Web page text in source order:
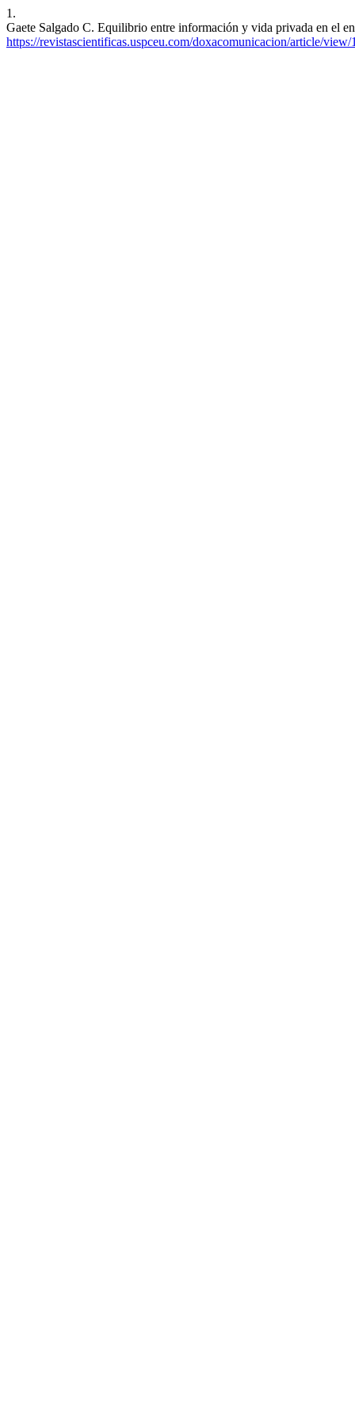
1.
Gaete Salgado C. Equilibrio entre información y vida privada en el
https://revistascientificas.uspceu.com/doxacomunicacion/article/view/